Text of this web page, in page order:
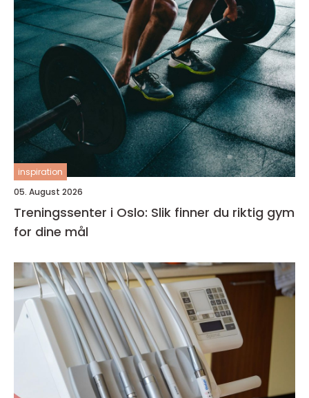
inspiration
05. August 2026
Treningssenter i Oslo: Slik finner du riktig gym
for dine mål